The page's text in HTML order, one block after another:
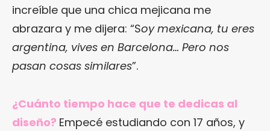
increíble que una chica mejicana me
abrazara y me dijera: “Soy mexicana, tu eres
argentina, vives en Barcelona… Pero nos
pasan cosas similares”.
¿Cuánto tiempo hace que te dedicas al
diseño? Empecé estudiando con 17 años, y